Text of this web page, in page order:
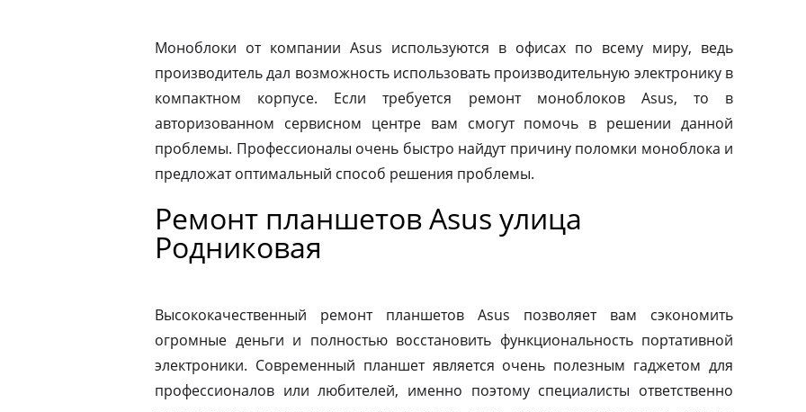
Моноблоки от компании Asus используются в офисах по всему миру, ведь
производитель дал возможность использовать производительную электронику в
компактном корпусе. Если требуется ремонт моноблоков Asus, то в
авторизованном сервисном центре вам смогут помочь в решении данной
проблемы. Профессионалы очень быстро найдут причину поломки моноблока и
предложат оптимальный способ решения проблемы.
Ремонт планшетов Asus улица
Родниковая
Высококачественный ремонт планшетов Asus позволяет вам сэкономить
огромные деньги и полностью восстановить функциональность портативной
электроники. Современный планшет является очень полезным гаджетом для
профессионалов или любителей, именно поэтому специалисты ответственно